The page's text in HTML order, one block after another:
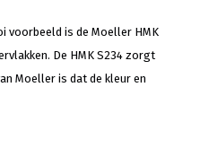
voorbeeld is de Moeller HMK
De HMK S234 zorgt
Moeller is dat de kleur en